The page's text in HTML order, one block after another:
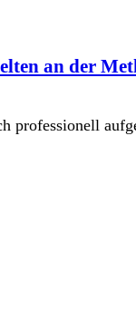
an der
professionell